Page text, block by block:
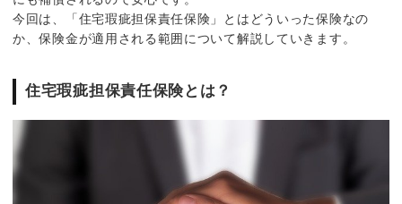
今回は、「住宅瑕疵担保責任保険」とはどういった保険なの
か、保険金が適用される範囲について解説していきます。
住宅瑕疵担保責任保険とは？